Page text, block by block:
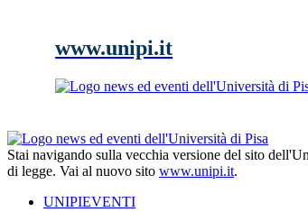
www.unipi.it
Stai navigando sulla vecchia versione del sito
di legge. Vai al nuovo sito www.unipi.it.
UNIPIEVENTI